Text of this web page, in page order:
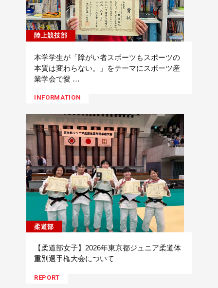
陸上競技部
本学学生が「障がい者スポーツもスポーツの
本質は変わらない。」をテーマにスポーツ産
業学会で愛 …
INFORMATION
柔道部
【柔道部女子】2026年東京都ジュニア柔道体
重別選手権大会について
REPORT